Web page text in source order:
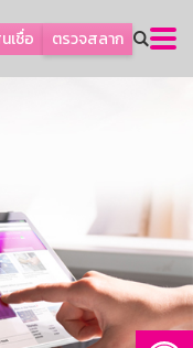
เชื่อ ตรวจสลาก